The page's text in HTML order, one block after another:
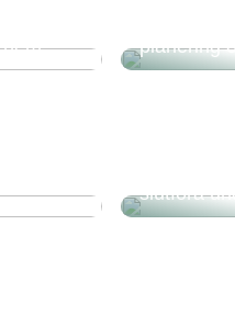
planering
slutföra